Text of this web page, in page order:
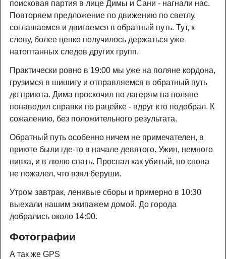
поисковая партия в лице Димы и Сани - нагнали нас.
Повторяем предложение по движению по светлу,
соглашаемся и двигаемся в обратный путь. Тут, к
слову, более цепко получилось держаться уже
натоптанных следов других групп.
Практически ровно в 19:00 мы уже на поляне кордона,
грузимся в шишигу и отправляемся в обратный путь
до приюта. Дима проскочил по лагерям на поляне
понаводил справки по рацейке - вдруг кто подобрал. К
сожалению, без положительного результата.
Обратный путь особенно ничем не примечателен, в
приюте были где-то в начале девятого. Ужин, немного
пивка, и в люлю спать. Проспал как убитый, но снова
не пожалел, что взял беруши.
Утром завтрак, ленивые сборы и примерно в 10:30
выехали нашим экипажем домой. До города
добрались около 14:00.
Фотографии
А так же GPS